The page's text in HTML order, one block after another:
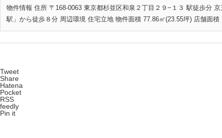
物件情報 住所 〒168-0063 東京都杉並区和泉２丁目２９−１３ 駅徒歩分
駅」から徒歩８分 周辺環境 住宅立地 物件面積 77.86㎡(23.55坪) 店舗面積
Tweet
Share
Hatena
Pocket
RSS
feedly
Pin it